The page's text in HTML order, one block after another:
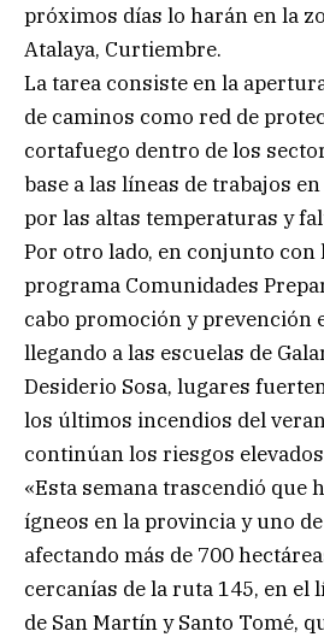
próximos días lo harán en la
Atalaya, Curtiembre.
La tarea consiste en la
de caminos como red de
cortafuego dentro de los
base a las líneas de trabajos
por las altas temperaturas y
Por otro lado, en conjunto con
programa Comunidades
cabo promoción y prevención
llegando a las escuelas de
Desiderio Sosa, lugares
los últimos incendios del
continúan los riesgos
«Esta semana trascendió que
ígneos en la provincia y uno
afectando más de 700
cercanías de la ruta 145, en el
de San Martín y Santo Tomé,